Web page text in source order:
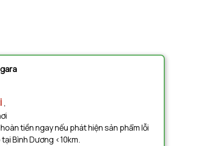
,
tiền ngay nếu phát hiện sản phẩm lỗi
Bình Dương <10km.